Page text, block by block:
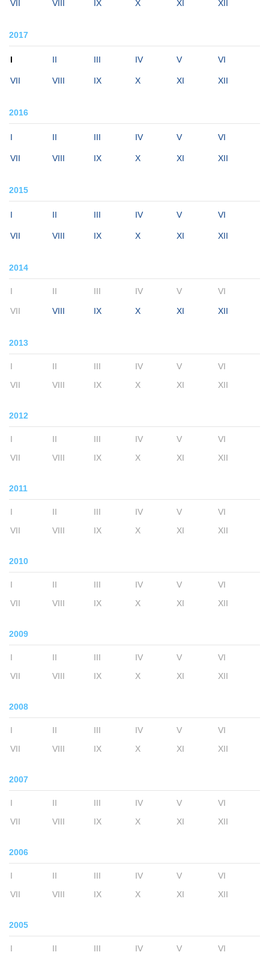
VII VIII IX X XI XII
2017
I II III IV V VI
VII VIII IX X XI XII
2016
I II III IV V VI
VII VIII IX X XI XII
2015
I II III IV V VI
VII VIII IX X XI XII
2014
I II III IV V VI
VII VIII IX X XI XII
2013
I II III IV V
VI
VII
VIII IX X XI XII
2012
I II III IV V
VI
VII
VIII IX X XI XII
2011
I II III IV V
VI
VII
VIII IX X XI XII
2010
I II III IV V
VI
VII
VIII IX X XI XII
2009
I II III IV V
VI
VII
VIII IX X XI XII
2008
I II III IV V
VI
VII
VIII IX X XI XII
2007
I II III IV V
VI
VII
VIII IX X XI XII
2006
I II III IV V
VI
VII
VIII IX X XI XII
2005
I II III IV V
VI